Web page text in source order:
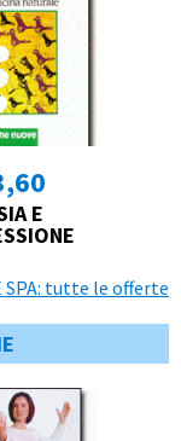
E
SPA: tutte le offerte